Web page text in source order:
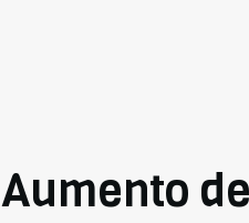
Aumento